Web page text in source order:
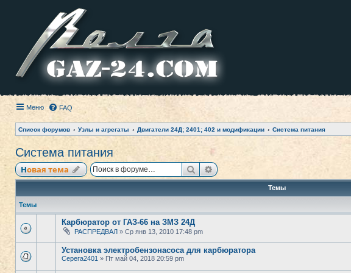
Меню FAQ
Список форумов Узлы и агрегаты Двигатели 24Д; 2401; 402 и модификации Система питания
Система питания
Новая тема ПоискРасширенный поиск
Темы
Темы
Карбюратор от ГАЗ-66 на ЗМЗ 24Д
РАСПРЕДВАЛ » Ср янв 13, 2010 17:48 pm
Установка электробензонасоса для карбюратора
Серега2401 » Пт май 04, 2018 20:59 pm